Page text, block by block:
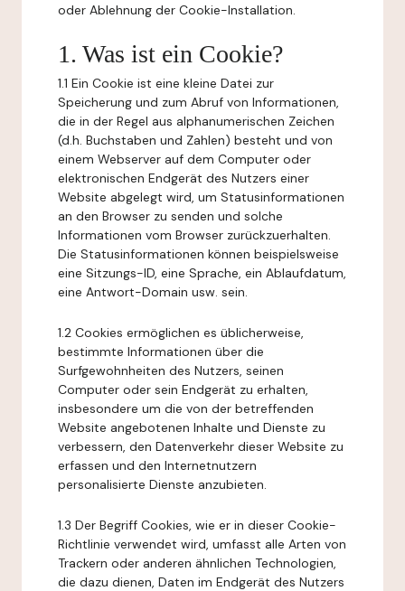
oder Ablehnung der Cookie-Installation.
1. Was ist ein Cookie?
1.1 Ein Cookie ist eine kleine Datei zur
Speicherung und zum Abruf von Informationen,
die in der Regel aus alphanumerischen Zeichen
(d.h. Buchstaben und Zahlen) besteht und von
einem Webserver auf dem Computer oder
elektronischen Endgerät des Nutzers einer
Website abgelegt wird, um Statusinformationen
an den Browser zu senden und solche
Informationen vom Browser zurückzuerhalten.
Die Statusinformationen können beispielsweise
eine Sitzungs-ID, eine Sprache, ein Ablaufdatum,
eine Antwort-Domain usw. sein.
1.2 Cookies ermöglichen es üblicherweise,
bestimmte Informationen über die
Surfgewohnheiten des Nutzers, seinen
Computer oder sein Endgerät zu erhalten,
insbesondere um die von der betreffenden
Website angebotenen Inhalte und Dienste zu
verbessern, den Datenverkehr dieser Website zu
erfassen und den Internetnutzern
personalisierte Dienste anzubieten.
1.3 Der Begriff Cookies, wie er in dieser Cookie-
Richtlinie verwendet wird, umfasst alle Arten von
Trackern oder anderen ähnlichen Technologien,
die dazu dienen, Daten im Endgerät des Nutzers